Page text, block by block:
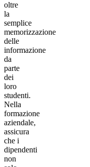
oltre
la
semplice
memorizzazione
delle
informazione
da
parte
dei
loro
studenti.
Nella
formazione
aziendale,
assicura
che i
dipendenti
non